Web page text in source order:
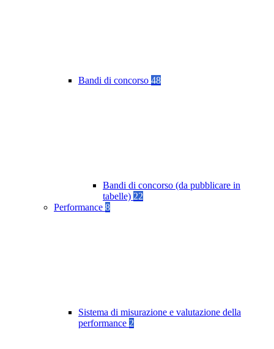
Bandi di concorso 48
Bandi di concorso (da pubblicare in
tabelle) 22
Performance 8
Sistema di misurazione e valutazione della
performance 2